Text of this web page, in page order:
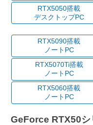
RTX5050搭載
デスクトップPC
RTX5090搭載
ノートPC
RTX5070Ti搭載
ノートPC
RTX5060搭載
ノートPC
GeForce RTX50シ